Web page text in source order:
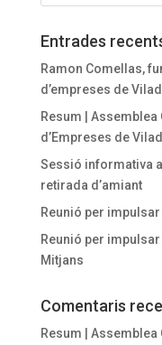
Entrades
Ramon Comellas,
d’empreses de
Resum |
d’Empreses de
Sessió informativa
retirada d’amiant
Reunió per
Reunió per
Mitjans
Comentaris
Resum |